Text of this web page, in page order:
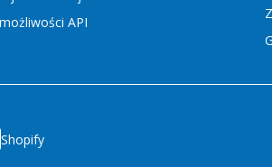
API
Shopify